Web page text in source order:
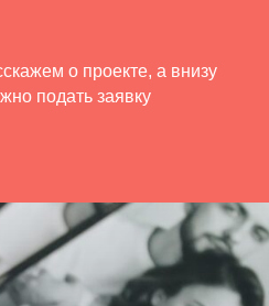
о проекте, а внизу
подать заявку